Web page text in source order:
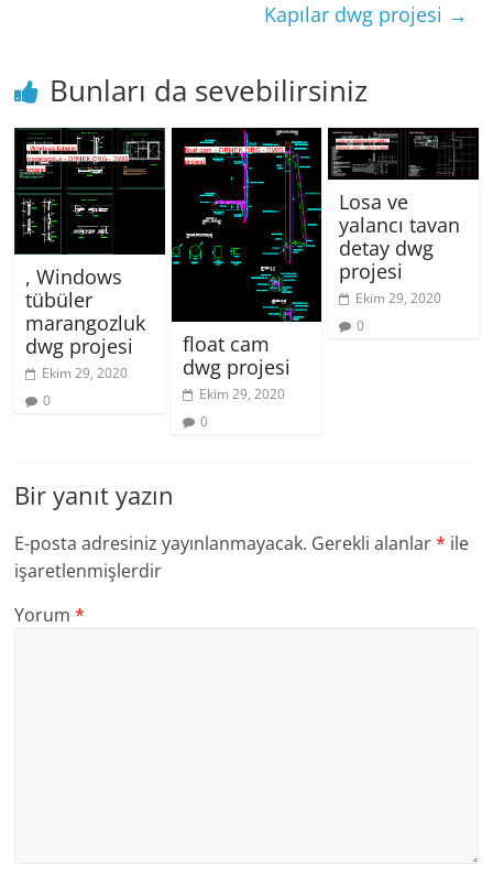
Kapılar dwg projesi →
Bunları da sevebilirsiniz
, Windows
tübüler
marangozluk
dwg projesi
Ekim 29, 2020
0
float cam
dwg projesi
Ekim 29, 2020
0
Losa ve
yalancı tavan
detay dwg
projesi
Ekim 29, 2020
0
Bir yanıt yazın
E-posta adresiniz yayınlanmayacak. Gerekli alanlar* ile
işaretlenmişlerdir
Yorum*